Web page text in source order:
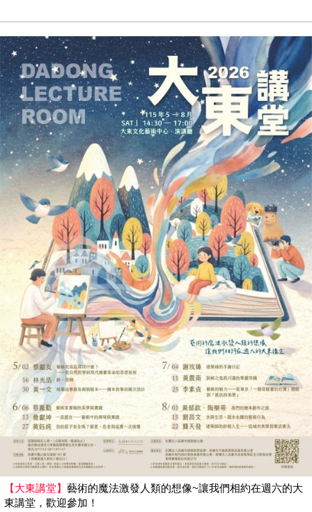
【大東講堂】 藝術的魔法激發人類的想像~讓我們相約在週六的大
東講堂，歡迎參加！